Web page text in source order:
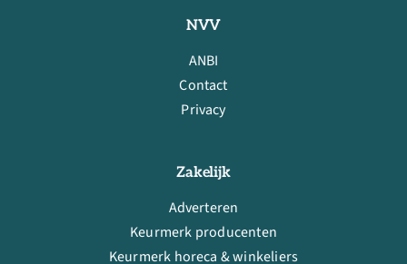
NVV
ANBI
Contact
Privacy
Zakelijk
Adverteren
Keurmerk producenten
Keurmerk horeca & winkeliers